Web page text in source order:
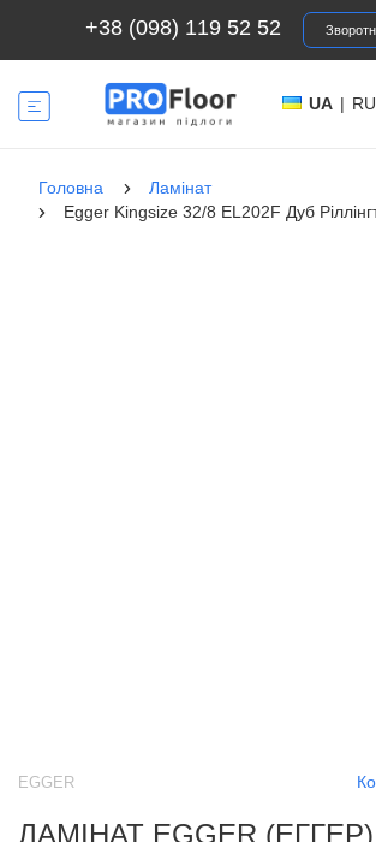
+38 (098) 119 52 52
UA | RU
Головна
Ламінат
Egger Kingsize 32/8 EL202F Дуб
EGGER
ЛАМІНАТ EGGER (ЕГГЕР)